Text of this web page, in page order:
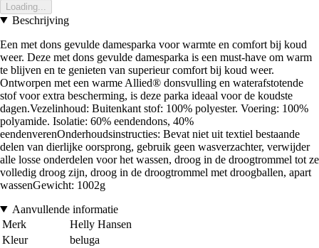
Loading...
Beschrijving
Een met dons gevulde damesparka voor warmte en comfort bij koud
weer. Deze met dons gevulde damesparka is een must-have om warm
te blijven en te genieten van superieur comfort bij koud weer.
Ontworpen met een warme Allied® donsvulling en waterafstotende
stof voor extra bescherming, is deze parka ideaal voor de koudste
dagen.Vezelinhoud: Buitenkant stof: 100% polyester. Voering: 100%
polyamide. Isolatie: 60% eendendons, 40%
eendenverenOnderhoudsinstructies: Bevat niet uit textiel bestaande
delen van dierlijke oorsprong, gebruik geen wasverzachter, verwijder
alle losse onderdelen voor het wassen, droog in de droogtrommel tot ze
volledig droog zijn, droog in de droogtrommel met droogballen, apart
wassenGewicht: 1002g
Aanvullende informatie
Merk
Helly Hansen
Kleur
beluga